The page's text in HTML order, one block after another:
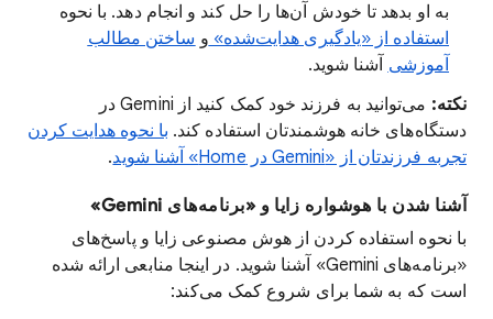
به او بدهد تا خودش آن‌ها را حل کند و انجام دهد. با نحوه
استفاده از «یادگیری هدایت‌شده» و ساختن مطالب
آموزشی آشنا شوید.
نکته:
می‌توانید به فرزند خود کمک کنید از Gemini در
دستگاه‌های خانه هوشمندتان استفاده کند. با نحوه هدایت کردن
تجربه فرزندتان از «Gemini در Home» آشنا شوید
.
آشنا شدن با هوشواره زایا و «برنامه‌های Gemini»
با نحوه استفاده کردن از هوش مصنوعی زایا و پاسخ‌های
«برنامه‌های Gemini» آشنا شوید. در اینجا منابعی ارائه شده
است که به شما برای شروع کمک می‌کند: